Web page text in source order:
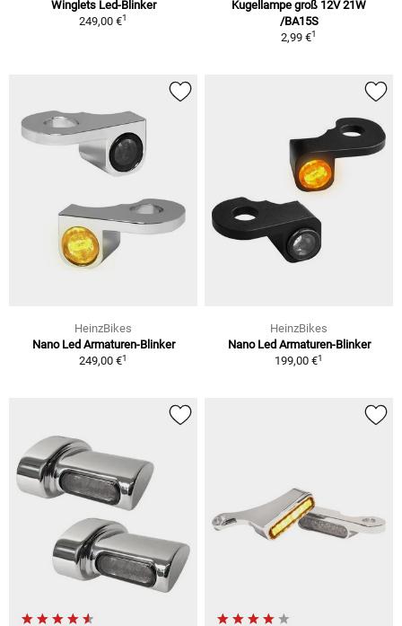
Winglets Led-Blinker
249,00 €1
Kugellampe groß 12V 21W
/BA15S
2,99 €1
HeinzBikes
Nano Led Armaturen-Blinker
249,00 €1
HeinzBikes
Nano Led Armaturen-Blinker
199,00 €1